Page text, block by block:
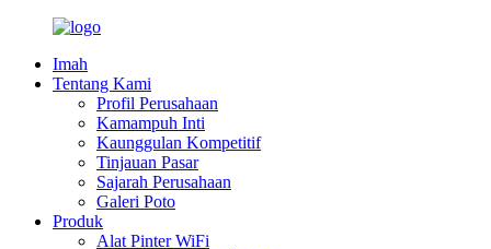
Imah
Tentang Kami
Profil Perusahaan
Kamampuh Inti
Kaunggulan Kompetitif
Tinjauan Pasar
Sajarah Perusahaan
Galeri Poto
Produk
Alat Pinter WiFi